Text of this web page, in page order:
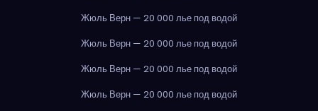
Жюль Верн — 20 000 лье под водой
Жюль Верн — 20 000 лье под водой
Жюль Верн — 20 000 лье под водой
Жюль Верн — 20 000 лье под водой